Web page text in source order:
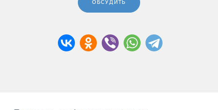
ОБСУДИТЬ